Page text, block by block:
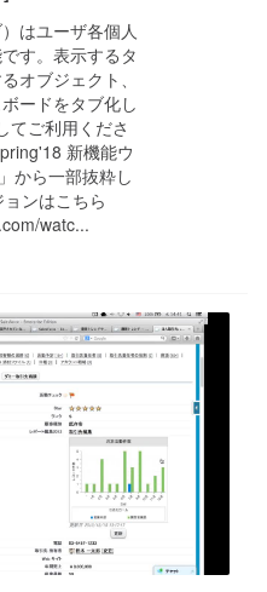
はユーザ各個人
す。表示するタ
オブジェクト、
ードをタブ化し
てご利用くださ
新機能ウ
から一部抜粋し
ンはこちら
watc...